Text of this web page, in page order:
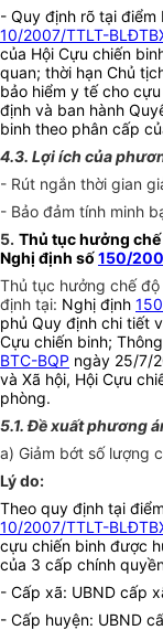
- Quy định rõ tại
10/2007/TTLT-
của Hội Cựu chiến
quan; thời hạn Chủ
bảo hiểm y tế cho
định và ban hành
binh theo phân cấp
4.3. Lợi ích của
- Rút ngắn thời gian
- Bảo đảm tính minh
5. Thủ tục hưởng
Nghị định số150/
Thủ tục hưởng chế
định tại: Nghị định
phủ Quy định chi tiết
Cựu chiến binh;
BTC-BQP ngày 25/7/
và Xã hội, Hội Cựu
phòng.
5.1. Đề xuất phương
a) Giảm bớt số lượng
Lý do:
Theo quy định tại
10/2007/TTLT-
cựu chiến binh được
của 3 cấp chính
- Cấp xã: UBND cấp
- Cấp huyện: UBND